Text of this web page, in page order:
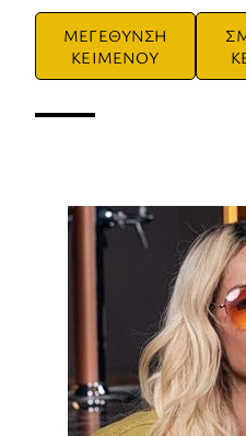
ΜΕΓΕΘΥΝΣΗ
ΚΕΙΜΕΝΟΥ